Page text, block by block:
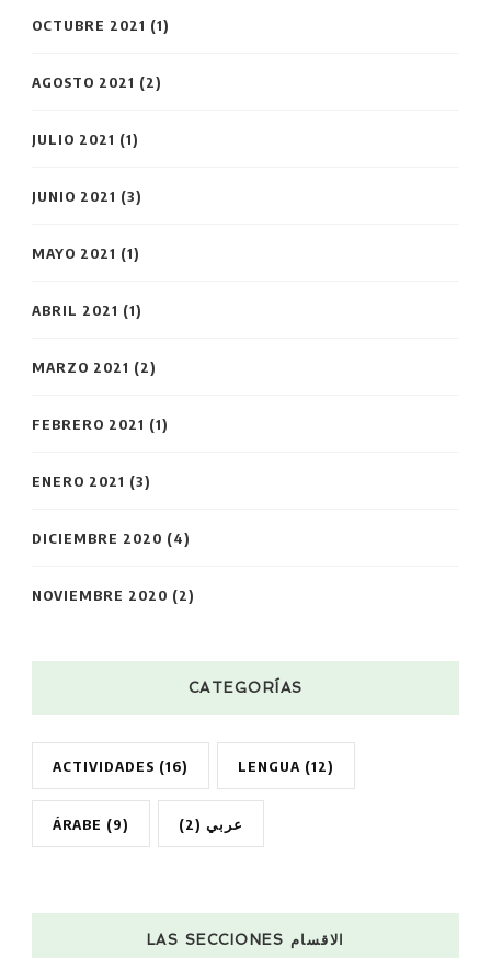
OCTUBRE 2021 (1)
AGOSTO 2021 (2)
JULIO 2021 (1)
JUNIO 2021 (3)
MAYO 2021 (1)
ABRIL 2021 (1)
MARZO 2021 (2)
FEBRERO 2021 (1)
ENERO 2021 (3)
DICIEMBRE 2020 (4)
NOVIEMBRE 2020 (2)
CATEGORÍAS
ACTIVIDADES (16) LENGUA (12)
ÁRABE (9) عربي (2)
LAS SECCIONES الاقسام